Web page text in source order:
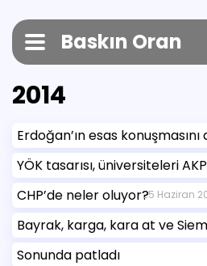
Baskın Oran
2014
Erdoğan’ın esas konuşmasını
YÖK tasarısı, üniversiteleri
CHP’de neler oluyor?25 Haziran
Bayrak, karga, kara at ve
Sonunda patladı